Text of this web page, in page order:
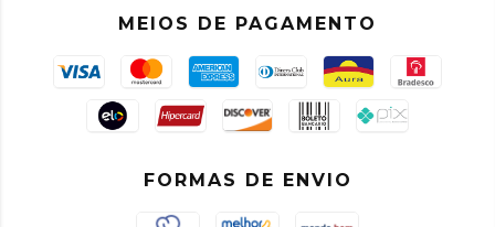
MEIOS DE PAGAMENTO
FORMAS DE ENVIO